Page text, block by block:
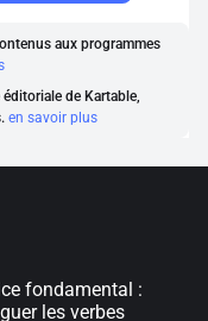
aux programmes
de Kartable,
en savoir plus
fondamental :
les verbes